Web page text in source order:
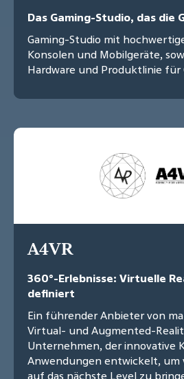
Das Gaming-Studio, das die
Gaming-Studio mit
Konsolen und Mobilgeräte,
Hardware und Produktlinie für
A4VR
360°-Erlebnisse: Virtuelle
definiert
Ein führender Anbieter von
Virtual- und Augmented-
Unternehmen, der innovative
Anwendungen entwickelt, um
auf das nächste Level zu